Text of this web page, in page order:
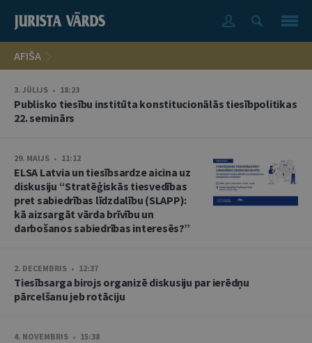
AFIŠA
3. JŪLIJS • 18:23
Publisko tiesību institūta konstitucionālās tiesībpolitikas
22. seminārs
29. MAIJS • 11:12
ELSA Latvia un tiesībsardze aicina uz
diskusiju “Stratēģiskās tiesvedības
pret sabiedrības līdzdalību (SLAPP):
kā aizsargāt vārda brīvību un
darbošanos sabiedrības interesēs?”
2. DECEMBRIS • 12:37
Tiesībsarga birojs organizē diskusiju par ierēdņu
pārcelšanu jeb rotāciju
4. NOVEMBRIS • 15:38